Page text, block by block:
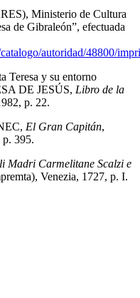
Ministerio de Cultura
de Gibraleón”, efectuada
autoridad/48800/
y su entorno
DE JESÚS, Libro de la
p. 22.
El Gran Capitán,
p. 395.
Madri Carmelitane Scalzi e
Venezia, 1727, p. I.